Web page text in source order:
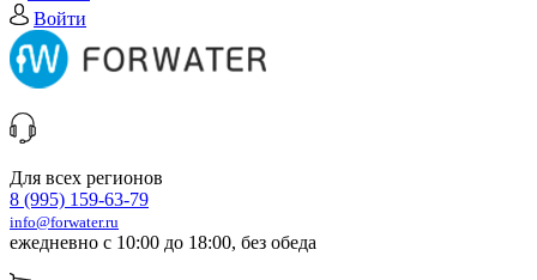
Войти
Для всех регионов
8 (995) 159-63-79
info@forwater.ru
ежедневно с 10:00 до 18:00, без обеда